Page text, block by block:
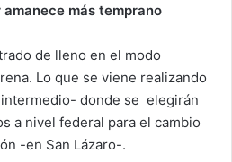
más temprano
de lleno en el modo
Lo que se viene realizando
donde se elegirán
a nivel federal para el cambio
-en San Lázaro-.